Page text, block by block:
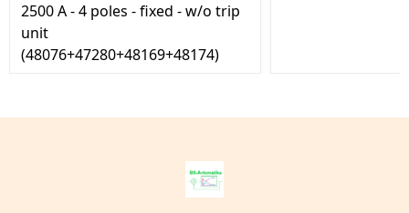
2500 A - 4 poles - fixed - w/o trip
unit
(48076+47280+48169+48174)